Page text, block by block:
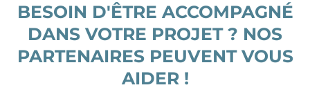
BESOIN D'ÊTRE ACCOMPAGNÉ
DANS VOTRE PROJET ? NOS
PARTENAIRES PEUVENT VOUS
AIDER !